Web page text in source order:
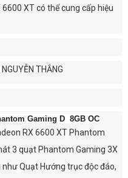
XT có thể cung cấp hiệu
Gaming D 8GB OC
RX 6600 XT Phantom
3 quạt Phantom Gaming 3X
Quạt Hướng trục độc đáo,